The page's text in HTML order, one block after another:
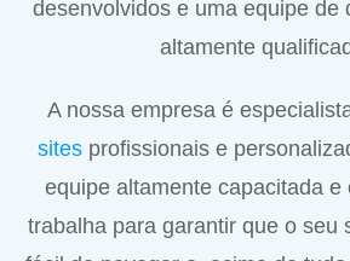
desenvolvidos e uma equipe de
altamente
A nossa empresa é
sites profissionais e
equipe altamente capacitada e
trabalha para garantir que o seu